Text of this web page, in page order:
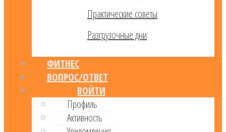
Практические советы
Разгрузочные дни
ФИТНЕС
ВОПРОС/ОТВЕТ
ВОЙТИ
Профиль
Активность